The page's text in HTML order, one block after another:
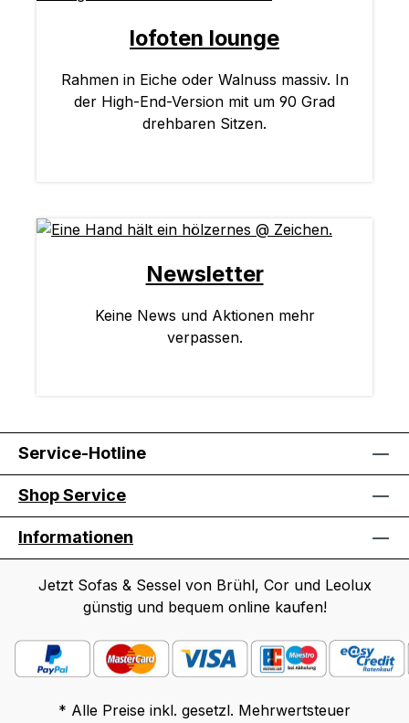
lofoten lounge
Rahmen in Eiche oder Walnuss massiv. In
der High-End-Version mit um 90 Grad
drehbaren Sitzen.
Newsletter
Keine News und Aktionen mehr
verpassen.
Service-Hotline
Shop Service
Informationen
Jetzt Sofas & Sessel von Brühl, Cor und Leolux
günstig und bequem online kaufen!
* Alle Preise inkl. gesetzl. Mehrwertsteuer